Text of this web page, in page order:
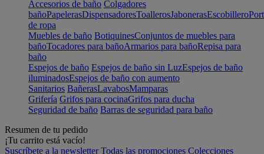
Accesorios de baño Colgadores
bañoPapelerasDispensadoresToallerosJabonerasEscobillero
de ropa
Muebles de baño BotiquinesConjuntos de muebles para
bañoTocadores para bañoArmarios para bañoRepisa para
baño
Espejos de baño Espejos de baño sin LuzEspejos de baño
iluminadosEspejos de baño con aumento
Sanitarios BañerasLavabosMamparas
Grifería Grifos para cocinaGrifos para ducha
Seguridad de baño Barras de seguridad para baño
Resumen de tu pedido
¡Tu carrito está vacío!
Suscríbete a la newsletter Todas las promociones Colecciones